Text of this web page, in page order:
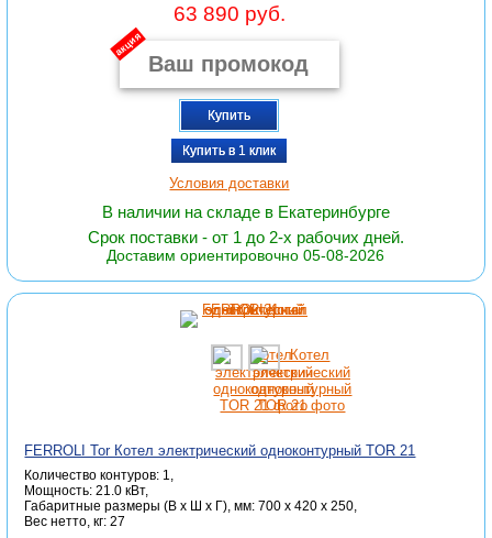
63 890 руб.
акция
Купить
Купить в 1 клик
Условия доставки
В наличии на складе в Екатеринбурге
Срок поставки - от 1 до 2-х рабочих дней.
Доставим ориентировочно 05-08-2026
FERROLI Tor Котел электрический одноконтурный TOR 21
Количество контуров: 1,
Мощность: 21.0 кВт,
Габаритные размеры (В x Ш x Г), мм: 700 x 420 x 250,
Вес нетто, кг: 27